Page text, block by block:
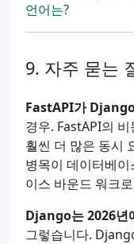
언어는?
자주 묻는
FastAPI가
경우. FastAPI의
훨씬 더 많은 동시
병목이 데이터베
이스 바운드 워크
Django는 2026년
그렇습니다.